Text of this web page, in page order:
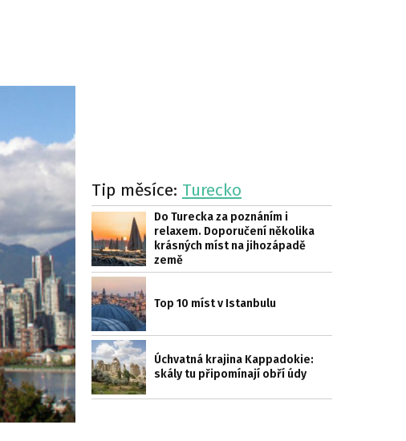
Tip měsíce: Turecko
Do Turecka za poznáním i
relaxem. Doporučení několika
krásných míst na jihozápadě
země
Top 10 míst v Istanbulu
Úchvatná krajina Kappadokie:
skály tu připomínají obří údy